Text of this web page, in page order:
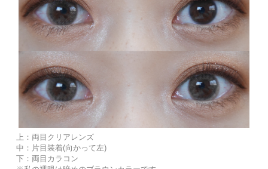
上：両目クリアレンズ
中：片目装着(向かって左)
下：両目カラコン